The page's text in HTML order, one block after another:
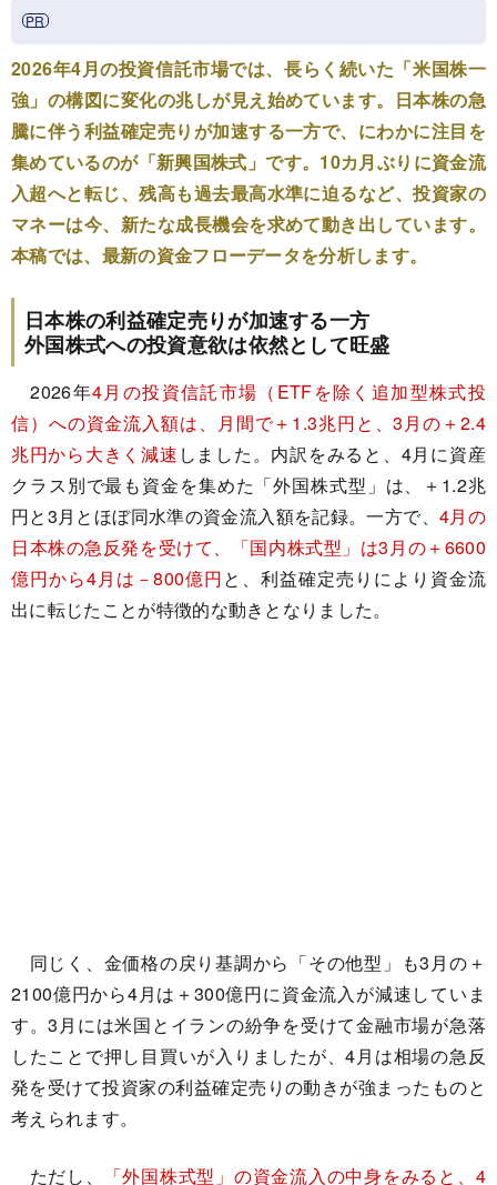
2026年4月の投資信託市場では、長らく続いた「米国株一
強」の構図に変化の兆しが見え始めています。日本株の急
騰に伴う利益確定売りが加速する一方で、にわかに注目を
集めているのが「新興国株式」です。10カ月ぶりに資金流
入超へと転じ、残高も過去最高水準に迫るなど、投資家の
マネーは今、新たな成長機会を求めて動き出しています。
本稿では、最新の資金フローデータを分析します。
日本株の利益確定売りが加速する一方
外国株式への投資意欲は依然として旺盛
2026年4月の投資信託市場（ETFを除く追加型株式投
信）への資金流入額は、月間で＋1.3兆円と、3月の＋2.4
兆円から大きく減速 しました。内訳をみると、4月に資産
クラス別で最も資金を集めた「外国株式型」は、＋1.2兆
円と3月とほぼ同水準の資金流入額を記録。一方で、 4月の
日本株の急反発を受けて、「国内株式型」は3月の＋6600
億円から4月は－800億円と、利益確定売りにより資金流
出に転じたことが特徴的な動きとなりました。
同じく、金価格の戻り基調から「その他型」も3月の＋
2100億円から4月は＋300億円に資金流入が減速していま
す。3月には米国とイランの紛争を受けて金融市場が急落
したことで押し目買いが入りましたが、4月は相場の急反
発を受けて投資家の利益確定売りの動きが強まったものと
考えられます。
ただし、
「外国株式型」の資金流入の中身をみると、4